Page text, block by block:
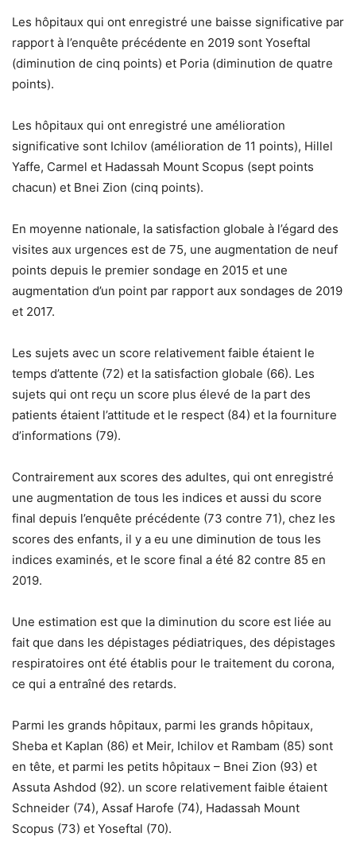
Les hôpitaux qui ont enregistré une baisse significative par
rapport à l’enquête précédente en 2019 sont Yoseftal
(diminution de cinq points) et Poria (diminution de quatre
points).
Les hôpitaux qui ont enregistré une amélioration
significative sont Ichilov (amélioration de 11 points), Hillel
Yaffe, Carmel et Hadassah Mount Scopus (sept points
chacun) et Bnei Zion (cinq points).
En moyenne nationale, la satisfaction globale à l’égard des
visites aux urgences est de 75, une augmentation de neuf
points depuis le premier sondage en 2015 et une
augmentation d’un point par rapport aux sondages de 2019
et 2017.
Les sujets avec un score relativement faible étaient le
temps d’attente (72) et la satisfaction globale (66). Les
sujets qui ont reçu un score plus élevé de la part des
patients étaient l’attitude et le respect (84) et la fourniture
d’informations (79).
Contrairement aux scores des adultes, qui ont enregistré
une augmentation de tous les indices et aussi du score
final depuis l’enquête précédente (73 contre 71), chez les
scores des enfants, il y a eu une diminution de tous les
indices examinés, et le score final a été 82 contre 85 en
2019.
Une estimation est que la diminution du score est liée au
fait que dans les dépistages pédiatriques, des dépistages
respiratoires ont été établis pour le traitement du corona,
ce qui a entraîné des retards.
Parmi les grands hôpitaux, parmi les grands hôpitaux,
Sheba et Kaplan (86) et Meir, Ichilov et Rambam (85) sont
en tête, et parmi les petits hôpitaux – Bnei Zion (93) et
Assuta Ashdod (92). un score relativement faible étaient
Schneider (74), Assaf Harofe (74), Hadassah Mount
Scopus (73) et Yoseftal (70).